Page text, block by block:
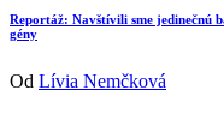
Reportáž: Navštívili sme jedinečnú
gény
Od Lívia Nemčková